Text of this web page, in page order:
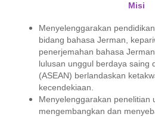
Misi
Menyelenggarakan
bidang bahasa Jer­man,
penerjemahan bahasa
lulusan unggul berdaya saing
(ASEAN) ber­landas­kan
kecendekiaan.
Menyelenggarakan penelitian
mengembangkan dan